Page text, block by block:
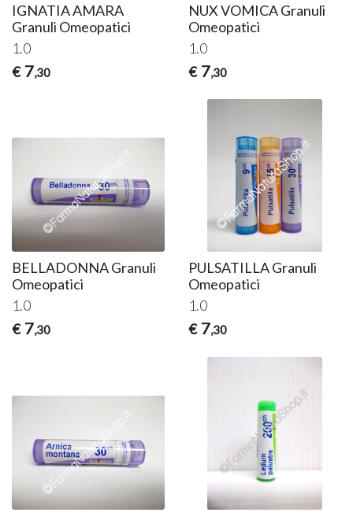
IGNATIA AMARA
Granuli Omeopatici
1.0
€ 7,30
NUX VOMICA Granuli
Omeopatici
1.0
€ 7,30
BELLADONNA Granuli
Omeopatici
1.0
€ 7,30
PULSATILLA Granuli
Omeopatici
1.0
€ 7,30